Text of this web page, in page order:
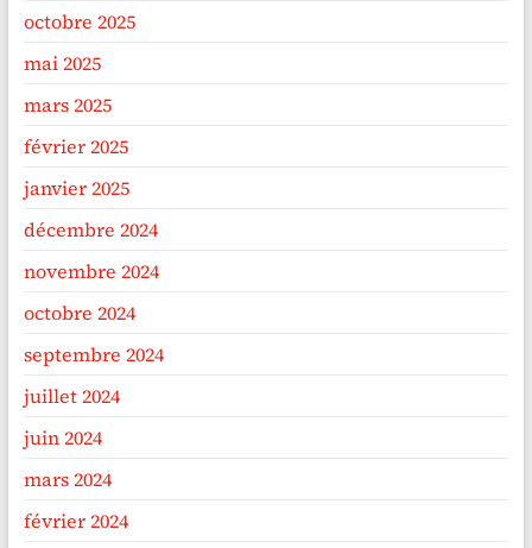
octobre 2025
mai 2025
mars 2025
février 2025
janvier 2025
décembre 2024
novembre 2024
octobre 2024
septembre 2024
juillet 2024
juin 2024
mars 2024
février 2024